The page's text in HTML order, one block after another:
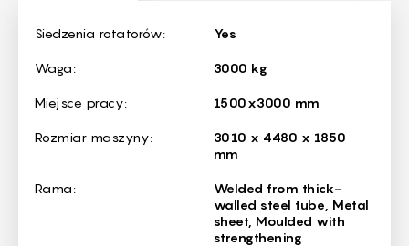
Dimensions
Siedzenia rotatorów: Yes
Waga: 3000 kg
Miejsce pracy: 1500x3000 mm
Rozmiar maszyny:
3010 x 4480 x 1850
mm
Rama:
Welded from thick-
walled steel tube, Metal
sheet, Moulded with
strengthening